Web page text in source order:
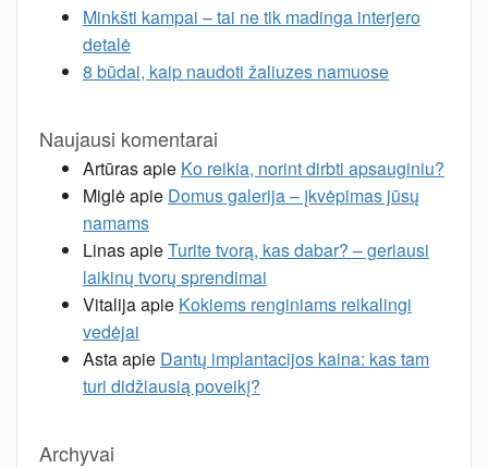
Minkšti kampai – tai ne tik madinga interjero
detalė
8 būdai, kaip naudoti žaliuzes namuose
Naujausi komentarai
Artūrasapie Ko reikia, norint dirbti apsauginiu?
Miglėapie Domus galerija – įkvėpimas jūsų
namams
LinasapieTurite tvorą, kas dabar? – geriausi
laikinų tvorų sprendimai
Vitalijaapie Kokiems renginiams reikalingi
vedėjai
Astaapie Dantų implantacijos kaina: kas tam
turi didžiausią poveikį?
Archyvai